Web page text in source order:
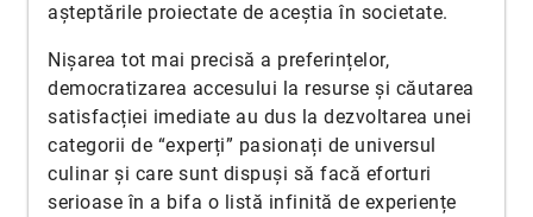
așteptările proiectate de aceștia în societate.
Nișarea tot mai precisă a preferințelor,
democratizarea accesului la resurse și căutarea
satisfacției imediate au dus la dezvoltarea unei
categorii de “experți” pasionați de universul
culinar și care sunt dispuși să facă eforturi
serioase în a bifa o listă infinită de experiențe